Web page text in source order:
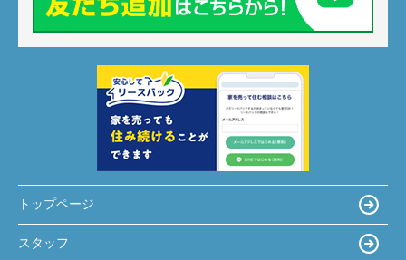
トップページ
スタッフ